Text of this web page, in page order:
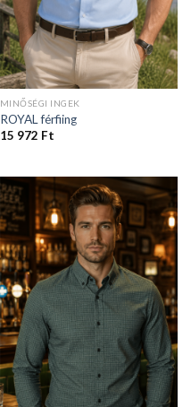
MINŐSÉGI INGEK
ROYAL férfiing
15 972 Ft